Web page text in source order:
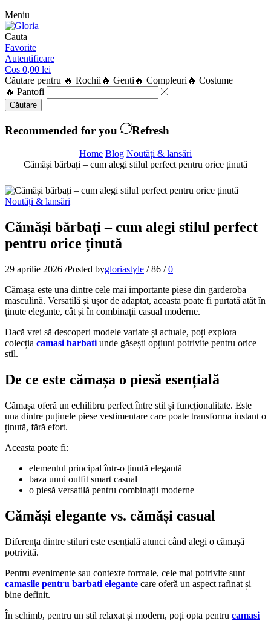
Meniu
Cauta
Favorite
Autentificare
Cos 0,00 lei
Căutare pentru 🔥 Rochii 🔥 Genti 🔥 Compleuri 🔥 Costume
🔥 Pantofi
Căutare
Recommended for you Refresh
Home Blog Noutăți & lansări
Cămăși bărbați – cum alegi stilul perfect pentru orice ținută
Noutăți & lansări
Cămăși bărbați – cum alegi stilul perfect
pentru orice ținută
29 aprilie 2026 /Posted bygloriastyle / 86 / 0
Cămașa este una dintre cele mai importante piese din garderoba
masculină. Versatilă și ușor de adaptat, aceasta poate fi purtată atât în
ținute elegante, cât și în combinații casual moderne.
Dacă vrei să descoperi modele variate și actuale, poți explora
colecția camasi barbati unde găsești opțiuni potrivite pentru orice
stil.
De ce este cămașa o piesă esențială
Cămașa oferă un echilibru perfect între stil și funcționalitate. Este
una dintre puținele piese vestimentare care poate transforma instant o
ținută, fără efort.
Aceasta poate fi:
elementul principal într-o ținută elegantă
baza unui outfit smart casual
o piesă versatilă pentru combinații moderne
Cămăși elegante vs. cămăși casual
Diferența dintre stiluri este esențială atunci când alegi o cămașă
potrivită.
Pentru evenimente sau contexte formale, cele mai potrivite sunt
camasile pentru barbati elegante care oferă un aspect rafinat și
bine definit.
În schimb, pentru un stil relaxat și modern, poți opta pentru camasi